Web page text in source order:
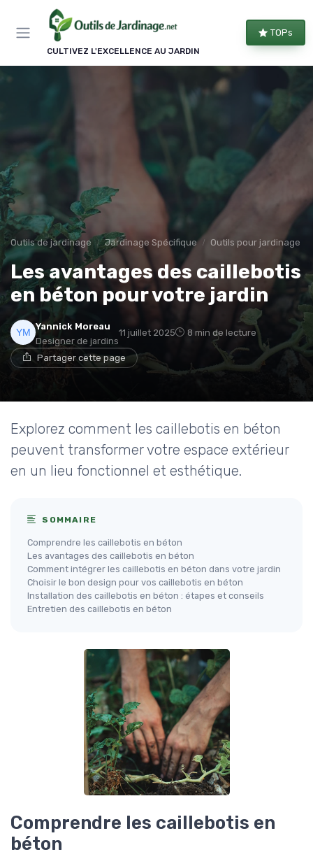
CULTIVEZ L'EXCELLENCE AU JARDIN
TOPs
Outils de jardinage Jardinage Spécifique Outils pour jardinage
Les avantages des caillebotis
en béton pour votre jardin
Yannick Moreau
Designer de jardins
11 juillet 2025 8 min de lecture
Partager cette page
Explorez comment les caillebotis en béton
peuvent transformer votre espace extérieur
en un lieu fonctionnel et esthétique.
SOMMAIRE
Comprendre les caillebotis en béton
Les avantages des caillebotis en béton
Comment intégrer les caillebotis en béton dans votre jardin
Choisir le bon design pour vos caillebotis en béton
Installation des caillebotis en béton : étapes et conseils
Entretien des caillebotis en béton
Comprendre les caillebotis en
béton
Panneau de gestion des cookies